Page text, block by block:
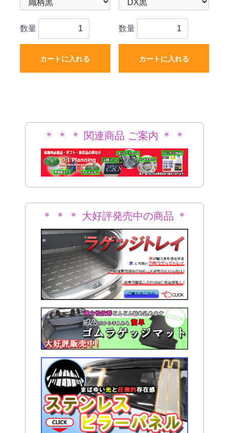
数量
カートに入れる
数量
カートに入れる
＊ ＊ ＊ 関連商品 ご案内 ＊ ＊
＊
＊ ＊ ＊ 大好評発売中の商品 ＊
＊ ＊